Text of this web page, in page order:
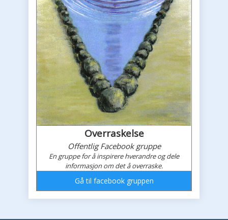
Overraskelse
Offentlig Facebook gruppe
En gruppe for å inspirere hverandre og dele
informasjon om det å overraske.
Gå til facebook gruppen